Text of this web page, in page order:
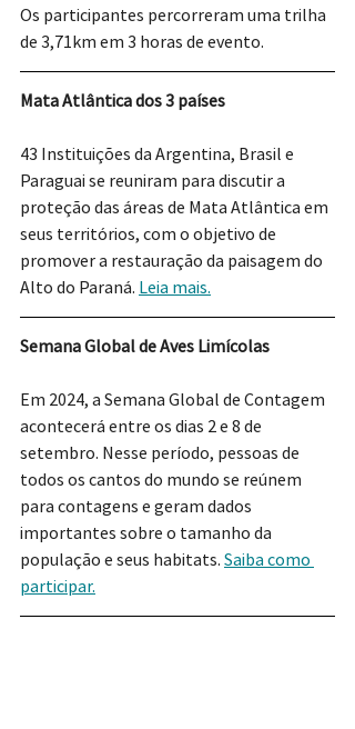
Os participantes percorreram uma trilha
de 3,71km em 3 horas de evento.
Mata Atlântica dos 3 países
43 Instituições da Argentina, Brasil e
Paraguai se reuniram para discutir a
proteção das áreas de Mata Atlântica em
seus territórios, com o objetivo de
promover a restauração da paisagem do
Alto do Paraná. Leia mais.
Semana Global de Aves Limícolas
Em 2024, a Semana Global de Contagem
acontecerá entre os dias 2 e 8 de
setembro. Nesse período, pessoas de
todos os cantos do mundo se reúnem
para contagens e geram dados
importantes sobre o tamanho da
população e seus habitats. Saiba como
participar.